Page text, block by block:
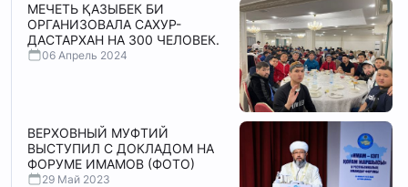
МЕЧЕТЬ ҚАЗЫБЕК БИ
ОРГАНИЗОВАЛА САХУР-
ДАСТАРХАН НА 300 ЧЕЛОВЕК.
06 Апрель 2024
ВЕРХОВНЫЙ МУФТИЙ
ВЫСТУПИЛ С ДОКЛАДОМ НА
ФОРУМЕ ИМАМОВ (ФОТО)
29 Май 2023